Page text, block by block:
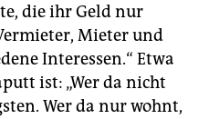
die ihr Geld nur
Mieter und
Interessen.“ Etwa
ist: „Wer da nicht
Wer da nur wohnt,